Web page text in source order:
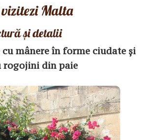
vizitezi Malta
și detalii
mânere în forme ciudate și
rogojini din paie